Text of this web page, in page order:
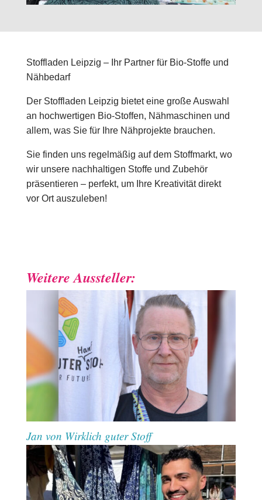
Stoffladen Leipzig – Ihr Partner für Bio-Stoffe und
Nähbedarf
Der Stoffladen Leipzig bietet eine große Auswahl
an hochwertigen Bio-Stoffen, Nähmaschinen und
allem, was Sie für Ihre Nähprojekte brauchen.
Sie finden uns regelmäßig auf dem Stoffmarkt, wo
wir unsere nachhaltigen Stoffe und Zubehör
präsentieren – perfekt, um Ihre Kreativität direkt
vor Ort auszuleben!
Weitere Aussteller:
Jan von Wirklich guter Stoff